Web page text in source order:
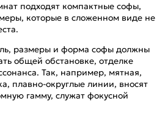
подходят компактные софы,
которые в сложенном виде не
размеры и форма софы должны
общей обстановке, отделке
Так, например, мятная,
плавно-округлые линии, вносят
гамму, служат фокусной